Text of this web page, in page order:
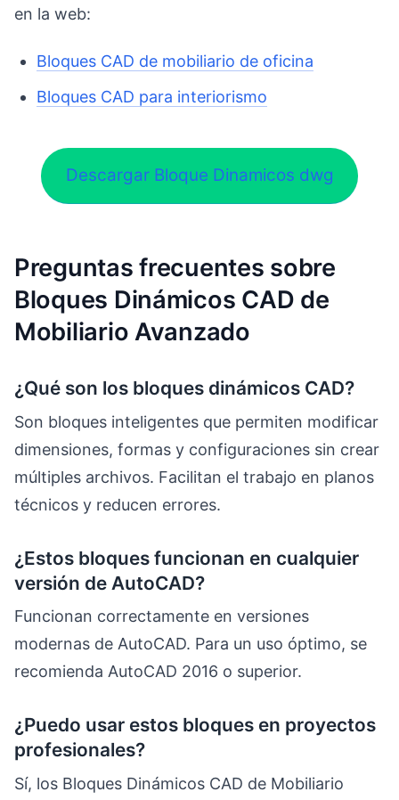
en la web:
Bloques CAD de mobiliario de oficina
Bloques CAD para interiorismo
Descargar Bloque Dinamicos dwg
Preguntas frecuentes sobre
Bloques Dinámicos CAD de
Mobiliario Avanzado
¿Qué son los bloques dinámicos CAD?
Son bloques inteligentes que permiten modificar
dimensiones, formas y configuraciones sin crear
múltiples archivos. Facilitan el trabajo en planos
técnicos y reducen errores.
¿Estos bloques funcionan en cualquier
versión de AutoCAD?
Funcionan correctamente en versiones
modernas de AutoCAD. Para un uso óptimo, se
recomienda AutoCAD 2016 o superior.
¿Puedo usar estos bloques en proyectos
profesionales?
Sí, los Bloques Dinámicos CAD de Mobiliario